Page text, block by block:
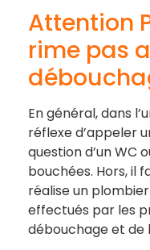
Attention
rime pas
En général, dans
réflexe d’appeler
question d’un WC
bouchées. Hors, il
réalise un
effectués par les
débouchage et de